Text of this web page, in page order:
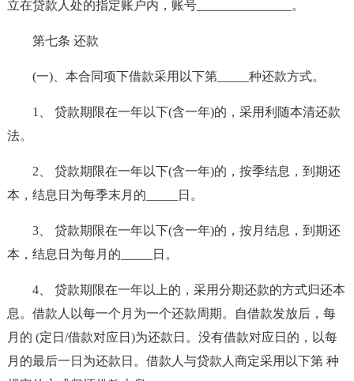
立在贷款人处的指定账户内，账号_______________。
第七条 还款
(一)、本合同项下借款采用以下第_____种还款方式。
1、 贷款期限在一年以下(含一年)的，采用利随本清还款
法。
2、 贷款期限在一年以下(含一年)的，按季结息，到期还
本，结息日为每季末月的_____日。
3、 贷款期限在一年以下(含一年)的，按月结息，到期还
本，结息日为每月的_____日。
4、 贷款期限在一年以上的，采用分期还款的方式归还本
息。借款人以每一个月为一个还款周期。自借款发放后，每
月的 (定日/借款对应日)为还款日。没有借款对应日的，以每
月的最后一日为还款日。借款人与贷款人商定采用以下第 种